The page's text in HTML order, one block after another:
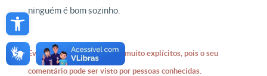
Open toolbar
ninguém é bom sozinho.
Evite nomes e testemunhos muito explícitos, pois o seu
comentário pode ser visto por pessoas conhecidas.